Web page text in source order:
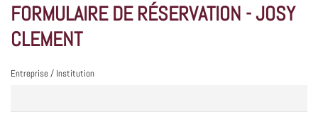
FORMULAIRE DE RÉSERVATION - JOSY
CLEMENT
Entreprise / Institution